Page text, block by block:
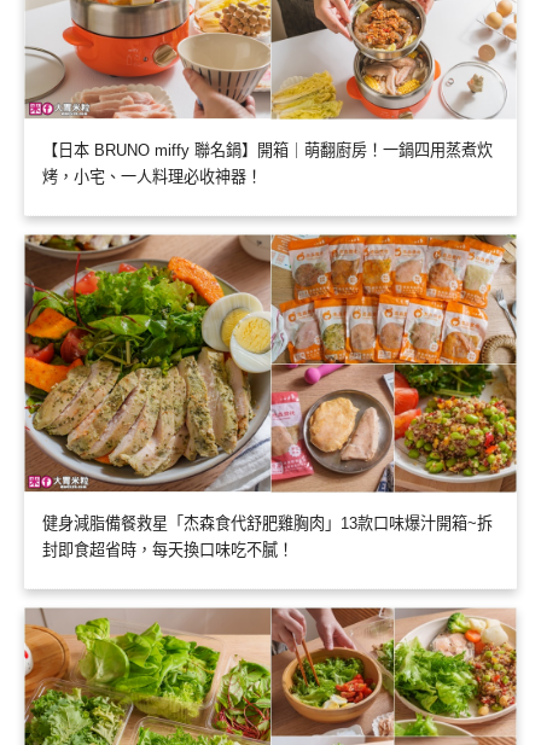
【日本 BRUNO miffy 聯名鍋】開箱｜萌翻廚房！一鍋四用蒸煮炊
烤，小宅、一人料理必收神器！
健身減脂備餐救星「杰森食代舒肥雞胸肉」13款口味爆汁開箱~拆
封即食超省時，每天換口味吃不膩！